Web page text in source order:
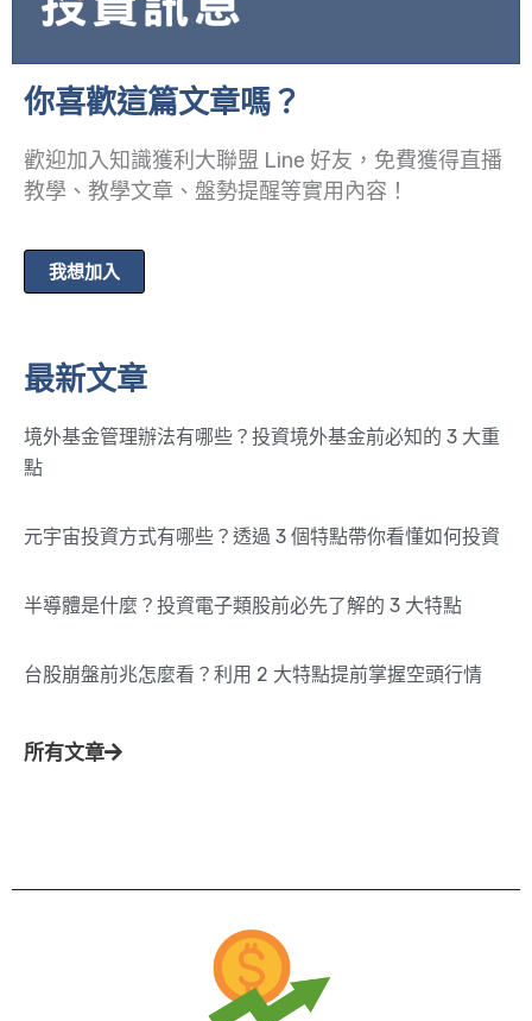
你喜歡這篇文章嗎？
歡迎加入知識獲利大聯盟 Line 好友，免費獲得直播
教學、教學文章、盤勢提醒等實用內容！
我想加入
最新文章
境外基金管理辦法有哪些？投資境外基金前必知的 3 大重
點
元宇宙投資方式有哪些？透過 3 個特點帶你看懂如何投資
半導體是什麼？投資電子類股前必先了解的 3 大特點
台股崩盤前兆怎麼看？利用 2 大特點提前掌握空頭行情
所有文章